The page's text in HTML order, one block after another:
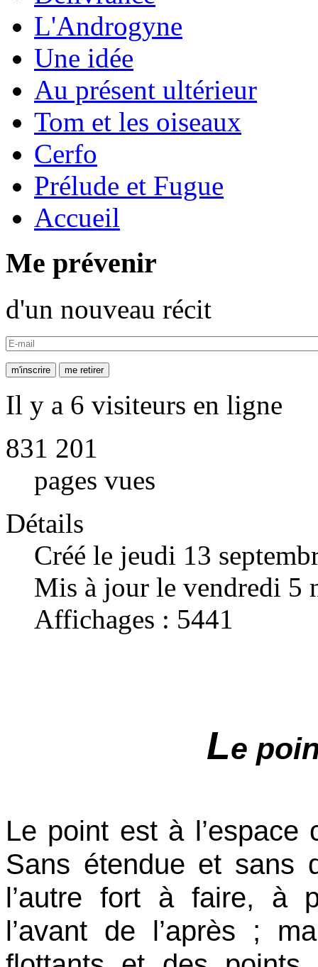
L'Androgyne
Une idée
Au présent ultérieur
Tom et les oiseaux
Cerfo
Prélude et Fugue
Accueil
Me prévenir
d'un nouveau récit
Il y a 6 visiteurs en ligne
831 201
pages vues
Détails
Créé le jeudi 13
Mis à jour le vendredi 5
Affichages : 5441
Le
Le point est à l’espace
Sans étendue et sans
l’autre fort à faire, à
l’avant de l’après ;